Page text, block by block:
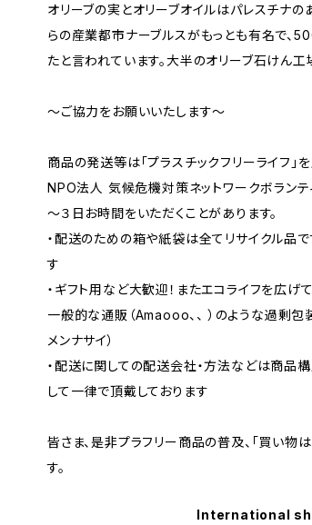
オリーブの実とオリーブオイルはパレスチナ
らの産業都市ナーブルスがもっとも有名で、
たと言われています。大半のオリーブ石けん
～ご協力をお願いいたします～
商品の発送等は「プラスチックフリーライフ」
NPO法人 気候危機対策ネットワークボランテ
～３日お時間をいただくことがあります。
・配送のための箱や紙袋は全てリサイクル品
す
・ギフト用など大歓迎！またエコライフを広
一般的な通販（Amaooo、、 ）のような過剰包
メンナサイ）
・配送に関しての配送会社・方法などは商品
して一律で頂戴しております
皆さま、是非プラフリー商品の普及、「買い物
す。
International